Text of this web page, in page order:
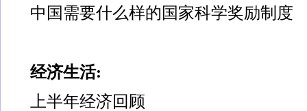
中国需要什么样的国家科学奖励制度
经济生活:
上半年经济回顾